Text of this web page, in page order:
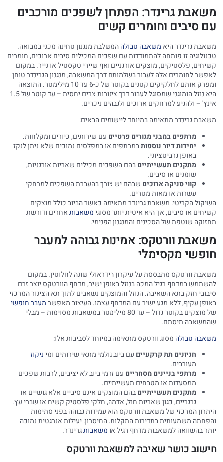
משאבת גרינדר: הפתרון לשפכים מורכבים
עם סיבים וחומרים קשים
משאבת גרינדר היא משאבה טבולההמשלבת מנגנון טחינה מכני במבואה.
טכנולוגיה זו פותחה להתמודדות עם שפכים המכילים סיבים ארוכים, חומרים
קשיחים, פלסטיקים, מוצקים אורגניים ואף שיירי טקסטיל או נייר. במקום
לאפשר לחומרים אלה לעבור בשלמותם דרך המשאבה, מנגנון הגרינדר טוחן
ומפרק אותם לחלקיקים קטנים בקוטר של כ-6 עד 10 מילימטר. התוצאה
היא נוזל הומוגני שמסוגל לעבור דרך צינורות צרים יחסית – עד קוטר של 1.5
אינץ' – ולהגיע למרחקים ארוכים ולגבהים ניכרים.
משאבת גרינדר מתאימה במיוחד ליישומים הבאים:
מרתפים במבני מגורים פרטיים עם שירותים, כיורים ומקלחות.
יחידות דיור נוספותבמרתפים או במפלסים נמוכים שלא ניתן לנקז
באופן גרביטציוני.
מתקנים תעשייתייםבהם השפכים מכילים שאריות אורגניות,
שומנים או סיבים.
קווי סניקה ארוכים שבהם יש צורך בהעברת השפכים למרחקי
עשרות או מאות מטרים.
השיקול הקריטי: משאבת גרינדר מתאימה כאשר הביוב כולל מוצקים
קשיחים או סיבים, אך היא איטית יותר מסוגימשאבותאחרים ודורשת
תחזוקה שוטפת של הסכינים והמנגנון הפנימי.
משאבת וורטקס: אמינות גבוהה למעבר
חופשי מקסימלי
משאבת וורטקס מתבססת על עיקרון הידראולי שונה לחלוטין. במקום
להשתמש במדחף רגיל המכה בנוזל באופן ישיר, מדחף הוורטקס יוצר זרם
סיבובי חזק בתא השאיבה. הנוזל והמוצקים נשאבים לתוך תא הצינור המרכזי
באופן עקיף, ללא מגע ישיר עם המדחף עצמו. העיצוב מאפשרמעבר חופשי
של מוצקים בקוטר גדול – עד 80 מילימטר במשאבות מסוימות – מבלי
שהמשאבה תיסתם.
משאבה טבולה מסוג וורטקס מתאימה במיוחד לסביבות אלו:
חניונים תת קרקעיים עם ביוב גולמי מתאי שירותים ומיניקוז
מעורבים.
מרתפי בניינים מסחריים עם זרמי ביוב לא יציבים, לרבות שפכים
ממסעדות או מטבחים תעשייתיים.
מתקנים תעשייתייםבהם המוצקים אינם סיביים אלא גושיים או
גרגריים, כגון שאריות חול, אדמה, חלקי פלסטיק קשיח או שברי עץ.
היתרון המרכזי של משאבת וורטקס הוא עמידות גבוהה בפני סתימות
והפחתה משמעותית בתדירות התקלות. החיסרון: יעילות אנרגטית נמוכה
יותר בהשוואה למשאבות מדחף רגיל אומשאבותגרינדר.
חישוב כושר שאיבה למשאבת וורטקס